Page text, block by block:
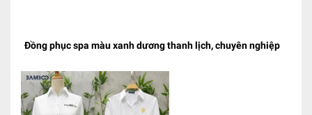
Đồng phục spa màu xanh dương thanh lịch, chuyên nghiệp